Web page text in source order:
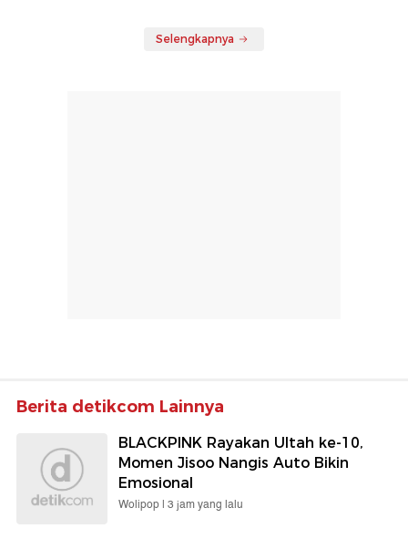
Selengkapnya
Berita detikcom Lainnya
BLACKPINK Rayakan Ultah ke-10,
Momen Jisoo Nangis Auto Bikin
Emosional
Wolipop | 3 jam yang lalu